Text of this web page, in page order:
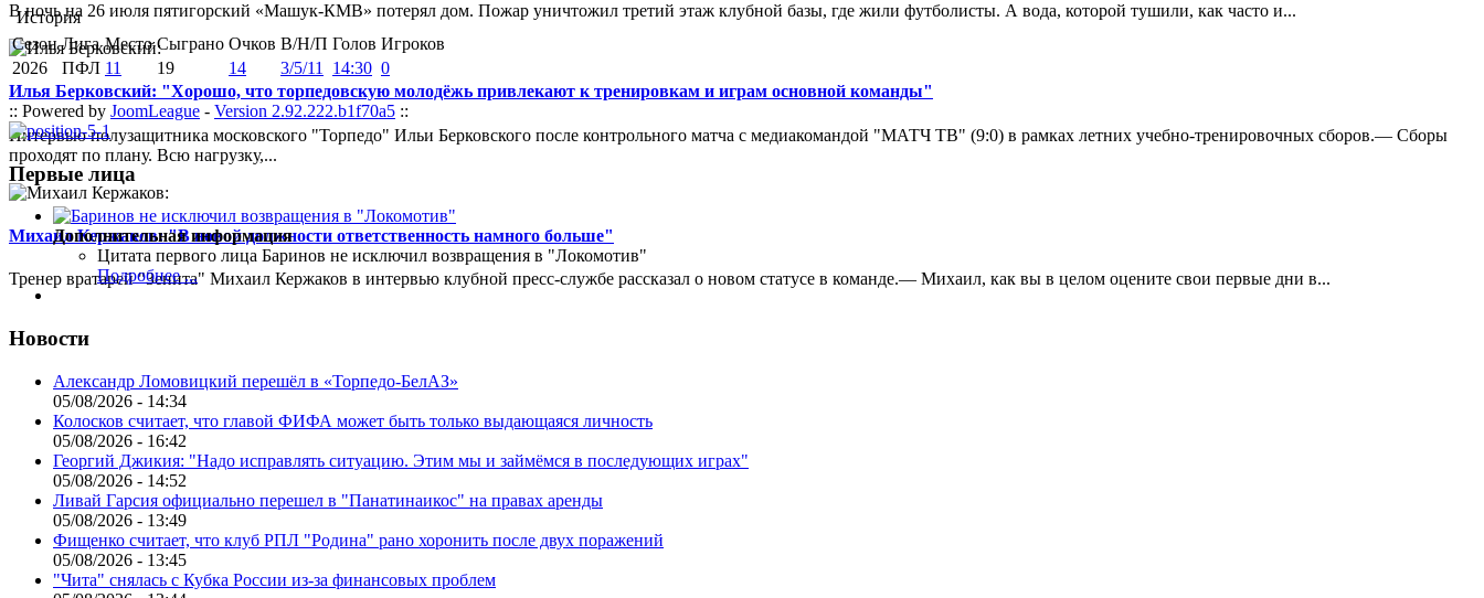
В ночь на 26 июля пятигорский «Машук-КМВ» потерял дом. Пожар уничтожил третий этаж клубной базы, где жили футболисты. А вода, которой тушили, как часто и...
Илья Берковский: "Хорошо, что торпедовскую молодёжь привлекают к тренировкам и играм основной команды"
Интервью полузащитника московского "Торпедо" Ильи Берковского после контрольного матча с медиакомандой "МАТЧ ТВ" (9:0) в рамках летних учебно-тренировочных сборов.— Сборы
проходят по плану. Всю нагрузку,...
Михаил Кержаков: "В новой должности ответственность намного больше"
Тренер вратарей "Зенита" Михаил Кержаков в интервью клубной пресс-службе рассказал о новом статусе в команде.— Михаил, как вы в целом оцените свои первые дни в...
История
Сезон Лига Место Сыграно Очков В/Н/П Голов Игроков
2026
ПФЛ 11 19 14 3/5/11 14:30 0
:: Powered by JoomLeague - Version 2.92.222.b1f70a5 ::
Первые лица
Дополнительная информация
Цитата первого лица Баринов не исключил возвращения в "Локомотив"
Подробнее ...
Новости
Александр Ломовицкий перешёл в «Торпедо-БелАЗ»
05/08/2026 - 14:34
Колосков считает, что главой ФИФА может быть только выдающаяся личность
05/08/2026 - 16:42
Георгий Джикия: "Надо исправлять ситуацию. Этим мы и займёмся в последующих играх"
05/08/2026 - 14:52
Ливай Гарсия официально перешел в "Панатинаикос" на правах аренды
05/08/2026 - 13:49
Фищенко считает, что клуб РПЛ "Родина" рано хоронить после двух поражений
05/08/2026 - 13:45
"Чита" снялась с Кубка России из-за финансовых проблем